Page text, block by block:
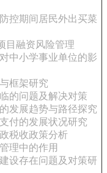
控期间居民外出买菜
目融资风险管理
中小学事业单位的影
框架研究
的问题及解决对策
发展趋势与路径探究
付的发展状况研究
税收政策分析
理中的作用
设存在问题及对策研